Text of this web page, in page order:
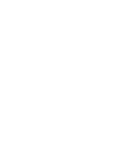
を付与しています